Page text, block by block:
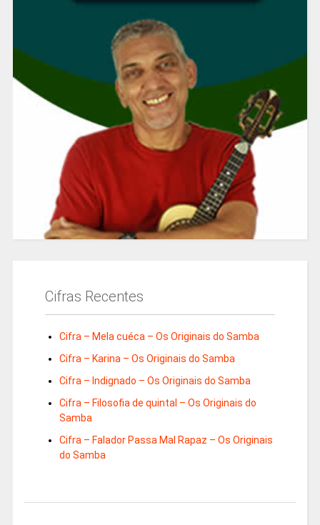
Cifras Recentes
Cifra – Mela cuéca – Os Originais do Samba
Cifra – Karina – Os Originais do Samba
Cifra – Indignado – Os Originais do Samba
Cifra – Filosofia de quintal – Os Originais do
Samba
Cifra – Falador Passa Mal Rapaz – Os Originais
do Samba